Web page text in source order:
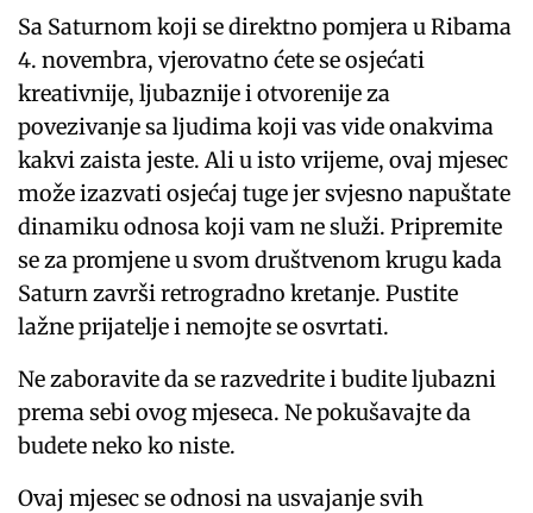
Sa Saturnom koji se direktno pomjera u Ribama
4. novembra, vjerovatno ćete se osjećati
kreativnije, ljubaznije i otvorenije za
povezivanje sa ljudima koji vas vide onakvima
kakvi zaista jeste. Ali u isto vrijeme, ovaj mjesec
može izazvati osjećaj tuge jer svjesno napuštate
dinamiku odnosa koji vam ne služi. Pripremite
se za promjene u svom društvenom krugu kada
Saturn završi retrogradno kretanje. Pustite
lažne prijatelje i nemojte se osvrtati.
Ne zaboravite da se razvedrite i budite ljubazni
prema sebi ovog mjeseca. Ne pokušavajte da
budete neko ko niste.
Ovaj mjesec se odnosi na usvajanje svih